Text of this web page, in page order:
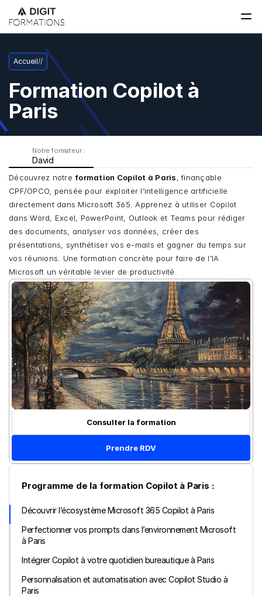
Notre formateur :
David
Découvrez notre formation Copilot à Paris , finançable
CPF/OPCO, pensée pour exploiter l’intelligence artificielle
directement dans Microsoft 365. Apprenez à utiliser Copilot
dans Word, Excel, PowerPoint, Outlook et Teams pour rédiger
des documents, analyser vos données, créer des
présentations, synthétiser vos e-mails et gagner du temps sur
vos réunions. Une formation concrète pour faire de l’IA
Microsoft un véritable levier de productivité.
Programme de la formation Copilot à Paris :
Découvrir l’écosystème Microsoft 365 Copilot à Paris
Perfectionner vos prompts dans l’environnement Microsoft
à Paris
Intégrer Copilot à votre quotidien bureautique à Paris
Personnalisation et automatisation avec Copilot Studio à
Paris
Consulter la formation
Prendre RDV
Accueil//
Formation Copilot à
Paris